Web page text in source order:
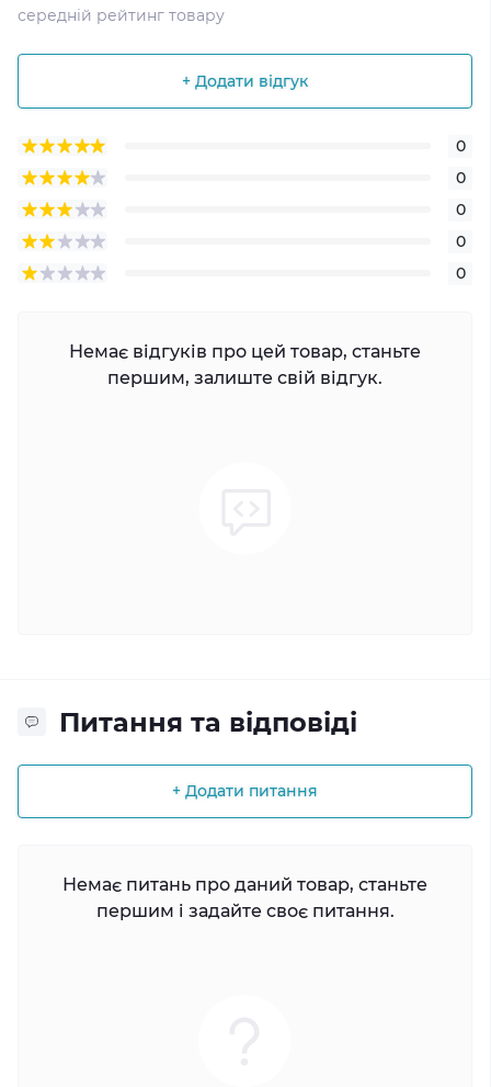
середній рейтинг товару
+ Додати відгук
0
0
0
0
0
Немає відгуків про цей товар, станьте
першим, залиште свій відгук.
Питання та відповіді
+ Додати питання
Немає питань про даний товар, станьте
першим і задайте своє питання.